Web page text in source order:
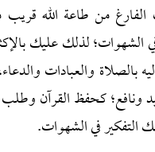
من طاعة الله
الشهوات؛ لذلك عليك
بالصلاة والعبادات
ونافع؛ كحفظ القرآن وطلب
في الشهوات.